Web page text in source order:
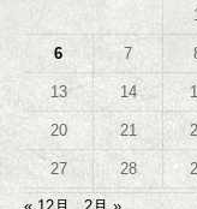
6 7
13 14
20 21
27 28